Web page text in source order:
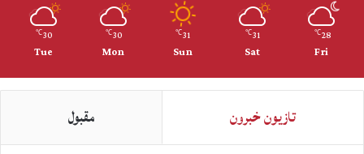
28
℃
Fri
31
℃
Sat
31
℃
Sun
30
℃
Mon
30
℃
Tue
تازيون خبرون مقبول